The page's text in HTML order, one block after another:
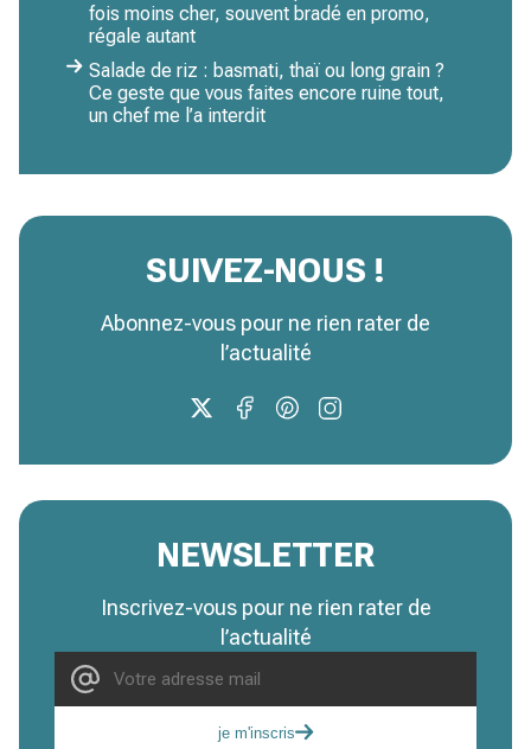
fois moins cher, souvent bradé en promo,
régale autant
Salade de riz : basmati, thaï ou long grain ?
Ce geste que vous faites encore ruine tout,
un chef me l’a interdit
SUIVEZ-NOUS !
Abonnez-vous pour ne rien rater de
l’actualité
NEWSLETTER
Inscrivez-vous pour ne rien rater de
l’actualité
je m'inscris